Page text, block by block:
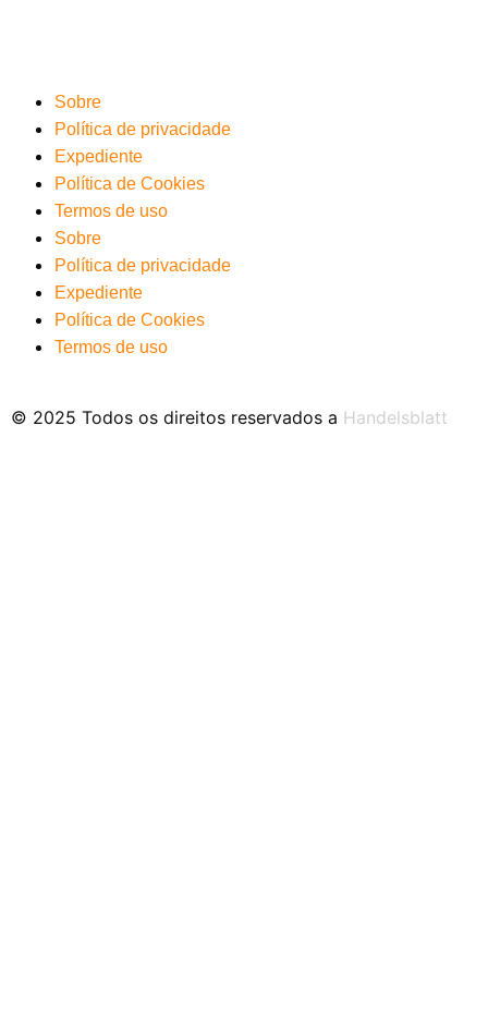
Sobre
Política de privacidade
Expediente
Política de Cookies
Termos de uso
Sobre
Política de privacidade
Expediente
Política de Cookies
Termos de uso
© 2025 Todos os direitos reservados a Handelsblatt